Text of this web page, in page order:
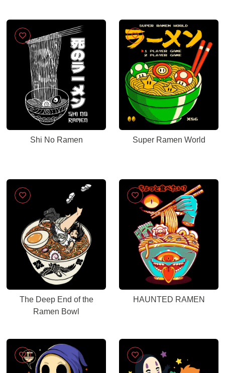
Shi No Ramen Super Ramen World
The Deep End of the
Ramen Bowl
HAUNTED RAMEN